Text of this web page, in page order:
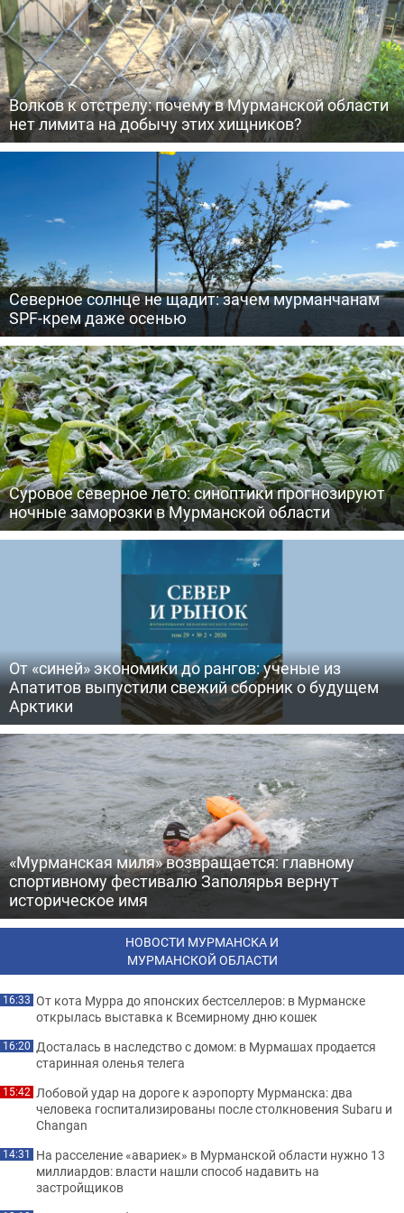
Волков к отстрелу: почему в Мурманской области
нет лимита на добычу этих хищников?
Северное солнце не щадит: зачем мурманчанам
SPF-крем даже осенью
Суровое северное лето: синоптики прогнозируют
ночные заморозки в Мурманской области
От «синей» экономики до рангов: ученые из
Апатитов выпустили свежий сборник о будущем
Арктики
«Мурманская миля» возвращается: главному
спортивному фестивалю Заполярья вернут
историческое имя
НОВОСТИ МУРМАНСКА И
МУРМАНСКОЙ ОБЛАСТИ
16:33 От кота Мурра до японских бестселлеров: в Мурманске
открылась выставка к Всемирному дню кошек
16:20 Досталась в наследство с домом: в Мурмашах продается
старинная оленья телега
15:42 Лобовой удар на дороге к аэропорту Мурманска: два
человека госпитализированы после столкновения Subaru и
Changan
14:31 На расселение «авариек» в Мурманской области нужно 13
миллиардов: власти нашли способ надавить на
застройщиков